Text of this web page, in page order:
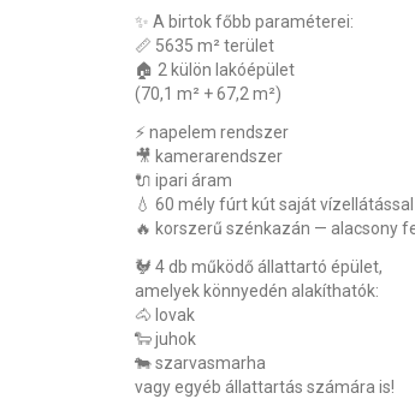
✨ A birtok főbb paraméterei:
📏 5635 m² terület
🏠 2 külön lakóépület
(70,1 m² + 67,2 m²)
⚡ napelem rendszer
🎥 kamerarendszer
🔌 ipari áram
💧 60 mély fúrt kút saját vízellátással
🔥 korszerű szénkazán — alacsony
🐓 4 db működő állattartó épület,
amelyek könnyedén alakíthatók:
🐴 lovak
🐑 juhok
🐄 szarvasmarha
vagy egyéb állattartás számára is!